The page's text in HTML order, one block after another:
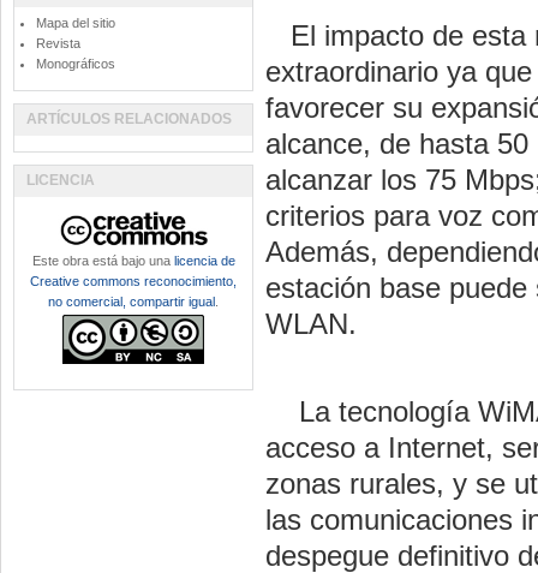
El impacto de esta
extraordinario ya
favorecer su
alcance, de hasta
alcanzar los 75
criterios para voz
Además,
estación base
WLAN.
La tecnología
acceso a Internet,
zonas rurales, y se
las comunicaciones
despegue definitivo
Mapa del sitio
Revista
Monográficos
ARTÍCULOS RELACIONADOS
LICENCIA
Este obra está bajo una licencia de
Creative commons reconocimiento,
no comercial, compartir igual